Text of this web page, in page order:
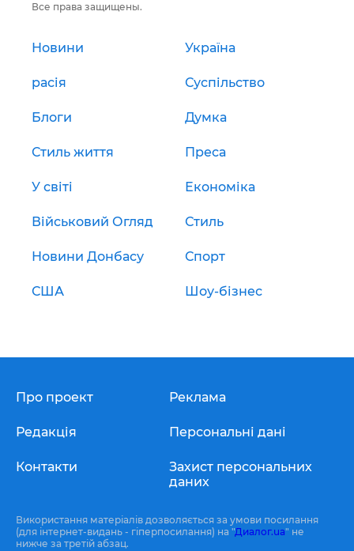
Все права защищены.
Новини Україна
расія Суспільство
Блоги Думка
Стиль життя Преса
У світі Економіка
Військовий Огляд Стиль
Новини Донбасу Спорт
США Шоу-бізнес
Про проект
Редакція
Контакти
Реклама
Персональні дані
Захист персональних
даних
Використання матеріалів дозволяється за умови посилання
(для інтернет-видань - гіперпосилання) на "Диалог.ua" не
нижче за третій абзац.